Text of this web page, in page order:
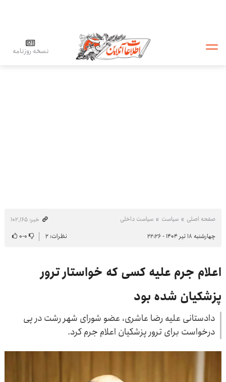
نسخه روزنامه
صفحه اصلی سیاست سیاست داخلی
خبر: ۱۰۲٬۱۶۵
چهارشنبه ۱۸ تیر ۱۴۰۴ - ۲۲:۲۶
نظرات: ۲ ۰-۰
اعلام جرم علیه کسی که خواستار ترور
پزشکیان شده بود
دادستانی علیه رضا عاشری، عضو شورای شهر رشت در پی
درخواست برای ترور پزشکیان اعلام جرم کرد.